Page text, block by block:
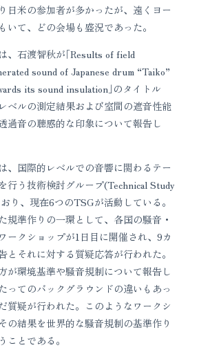
日米の参加者が多かったが、遠くヨー
いて、どの会場も盛況であった。
、石渡智秋が｢Results of field
sound of Japanese drum “Taiko”
its sound insulation｣のタイトル
ベルの測定結果および室間の遮音性能
過音の聴感的な印象について報告し
、国際的レベルでの音響に関わるテー
行う技術検討グループ(Technical Study
り、現在6つのTSGが活動している。
規準作りの一環として、各国の騒音・
ークショップが1日目に開催され、9カ
とそれに対する質疑応答が行われた。
が環境基準や騒音規制について報告し
ってのバックグラウンドの違いもあっ
質疑が行われた。このようなワークシ
の結果を世界的な騒音規制の基準作り
ことである。